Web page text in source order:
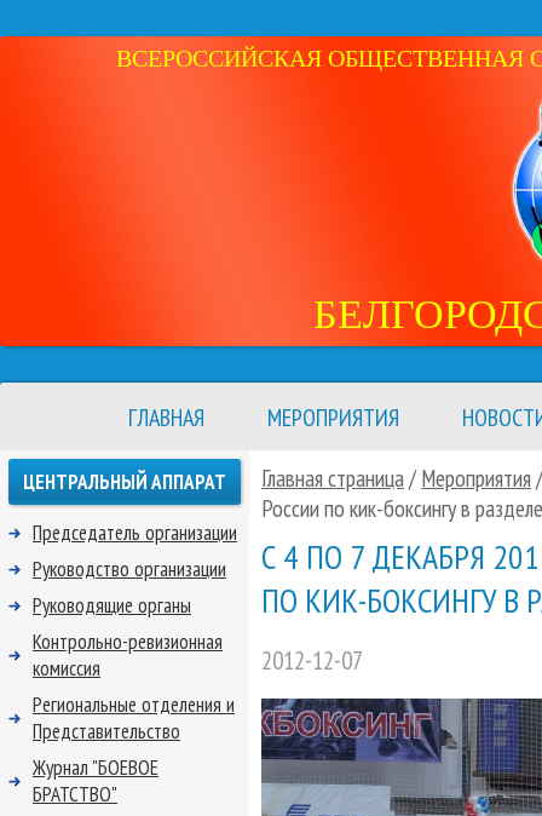
ВСЕРОССИЙСКАЯ ОБЩЕСТВЕННАЯ
ГЛАВНАЯ МЕРОПРИЯТИЯ
Главная страница/ Мероприятия
России по кик-боксингу в
С 4 ПО 7 ДЕКАБРЯ
ПО КИК-БОКСИНГУ В
2012-12-07
ЦЕНТРАЛЬНЫЙ АППАРАТ
Председатель организации
Руководство организации
Руководящие органы
Контрольно-ревизионная
комиссия
Региональные отделения и
Представительство
Журнал "БОЕВОЕ
БРАТСТВО"